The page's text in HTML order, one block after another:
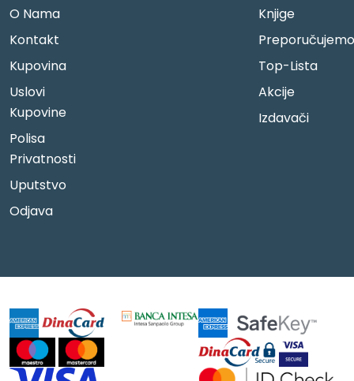
O Nama
Kontakt
Kupovina
Uslovi
Kupovine
Polisa
Privatnosti
Uputstvo
Odjava
Knjige
Preporučujemo
Top-Lista
Akcije
Izdavači